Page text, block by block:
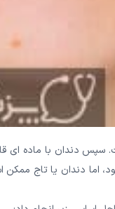
سپس دندان با
اما دندان یا تاج